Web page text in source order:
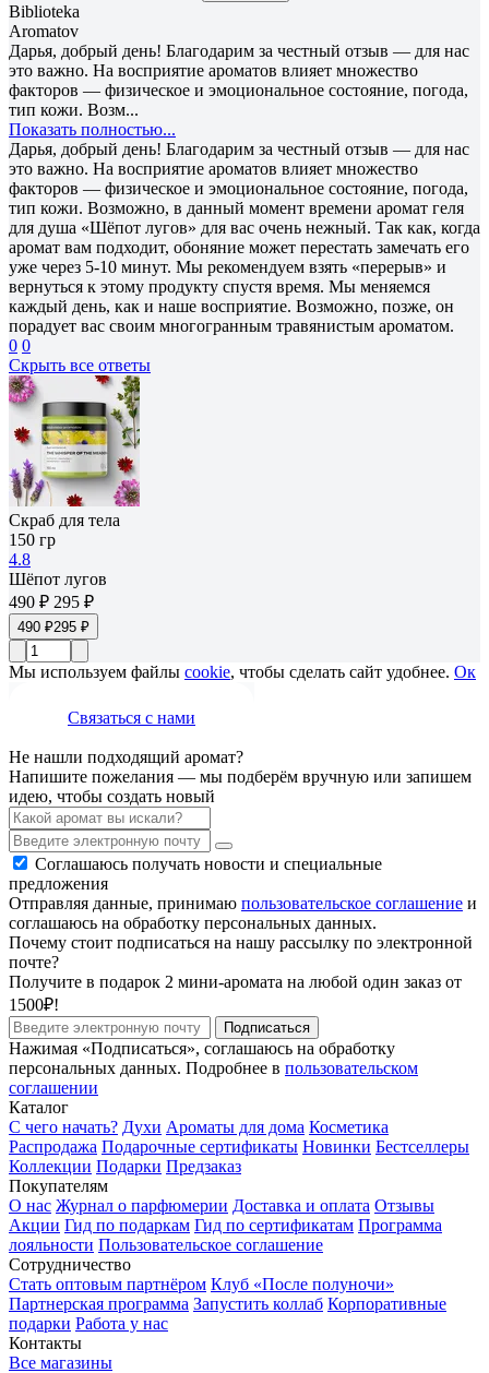
Biblioteka
Aromatov
Дарья, добрый день! Благодарим за честный отзыв — для нас
это важно. На восприятие ароматов влияет множество
факторов — физическое и эмоциональное состояние, погода,
тип кожи. Возм...
Показать полностью...
Дарья, добрый день! Благодарим за честный отзыв — для нас
это важно. На восприятие ароматов влияет множество
факторов — физическое и эмоциональное состояние, погода,
тип кожи. Возможно, в данный момент времени аромат геля
для душа «Шёпот лугов» для вас очень нежный. Так как, когда
аромат вам подходит, обоняние может перестать замечать его
уже через 5-10 минут. Мы рекомендуем взять «перерыв» и
вернуться к этому продукту спустя время. Мы меняемся
каждый день, как и наше восприятие. Возможно, позже, он
порадует вас своим многогранным травянистым ароматом.
0 0
Скрыть все ответы
Скраб для тела
150 гр
4.8
Шёпот лугов
490 ₽ 295 ₽
490 ₽295 ₽
Мы используем файлы cookie, чтобы сделать сайт удобнее. Ок
Связаться с нами
Не нашли подходящий аромат?
Напишите пожелания — мы подберём вручную или запишем
идею, чтобы создать новый
Соглашаюсь получать новости и специальные
предложения
Отправляя данные, принимаю пользовательское соглашение и
соглашаюсь на обработку персональных данных.
Почему стоит подписаться на нашу рассылку по электронной
почте?
Получите в подарок 2 мини-аромата на любой один заказ от
1500₽!
Подписаться
Нажимая «Подписаться», соглашаюсь на обработку
персональных данных. Подробнее в пользовательском
соглашении
Каталог
С чего начать? Духи Ароматы для дома Косметика
Распродажа Подарочные сертификаты Новинки Бестселлеры
Коллекции Подарки Предзаказ
Покупателям
О нас Журнал о парфюмерии Доставка и оплата Отзывы
Акции Гид по подаркам Гид по сертификатам Программа
лояльности Пользовательское соглашение
Сотрудничество
Стать оптовым партнёром Клуб «После полуночи»
Партнерская программа Запустить коллаб Корпоративные
подарки Работа у нас
Контакты
Все магазины